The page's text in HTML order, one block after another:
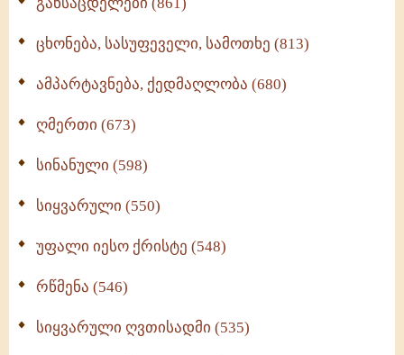
ცხონება, სასუფეველი, სამოთხე (813)
ამპარტავნება, ქედმაღლობა (680)
ღმერთი (673)
სინანული (598)
სიყვარული (550)
უფალი იესო ქრისტე (548)
რწმენა (546)
სიყვარული ღვთისადმი (535)